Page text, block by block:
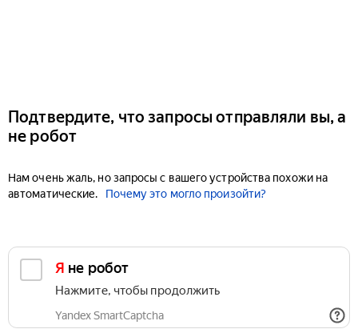
Подтвердите, что запросы отправляли вы, а
не робот
Нам очень жаль, но запросы с вашего устройства похожи на
автоматические.
Почему это могло произойти?
Я не робот
Нажмите, чтобы продолжить
Yandex SmartCaptcha